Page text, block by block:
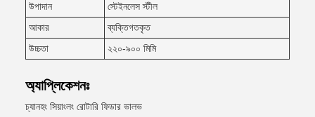
উপাদান
স্টেইনলেস স্টীল
আকার
ব্যক্তিগতকৃত
উচ্চতা
২২০-৯০০ মিমি
অ্যাপ্লিকেশনঃ
চ্যানহং সিয়াংলং রোটারি ফিডার ভালভ